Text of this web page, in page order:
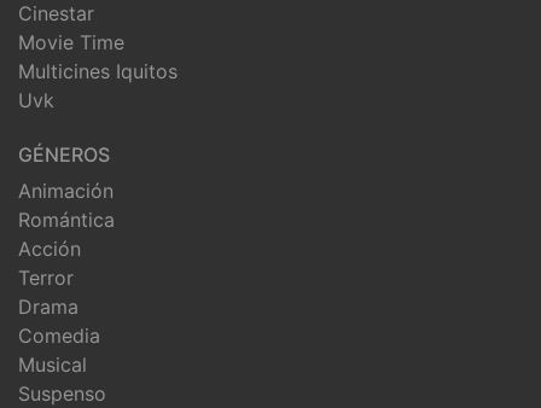
Cinestar
Movie Time
Multicines Iquitos
Uvk
GÉNEROS
Animación
Romántica
Acción
Terror
Drama
Comedia
Musical
Suspenso